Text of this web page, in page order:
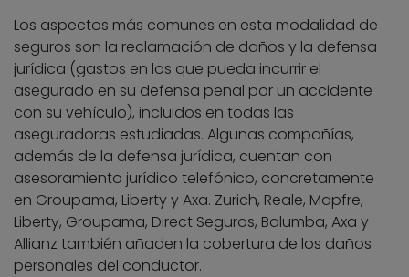
Los aspectos más comunes en esta modalidad de
seguros son la reclamación de daños y la defensa
jurídica (gastos en los que pueda incurrir el
asegurado en su defensa penal por un accidente
con su vehículo), incluidos en todas las
aseguradoras estudiadas. Algunas compañías,
además de la defensa jurídica, cuentan con
asesoramiento jurídico telefónico, concretamente
en Groupama, Liberty y Axa. Zurich, Reale, Mapfre,
Liberty, Groupama, Direct Seguros, Balumba, Axa y
Allianz también añaden la cobertura de los daños
personales del conductor.